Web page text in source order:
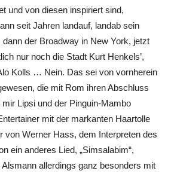
und von diesen inspiriert sind,
seit Jahren landauf, landab sein
der Broadway in New York, jetzt
nur noch die Stadt Kurt Henkels’,
Kolls … Nein. Das sei von vornherein
die mit Rom ihren Abschluss
mir Lipsi und der Pinguin-Mambo
mit der markanten Haartolle
von Werner Hass, dem Interpreten des
ein anderes Lied, „Simsalabim“,
allerdings ganz besonders mit